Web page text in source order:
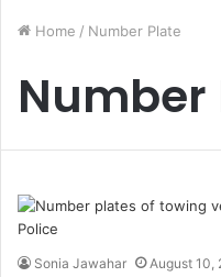
Home / Number Plate
Number
Sonia Jawahar August 10,